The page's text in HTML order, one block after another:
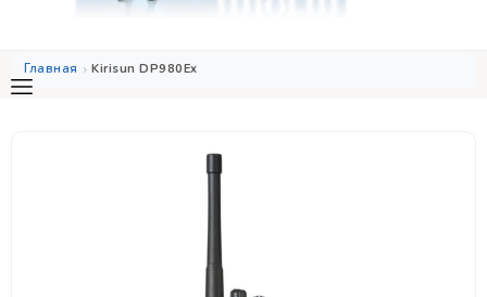
Главная Kirisun DP980Ex